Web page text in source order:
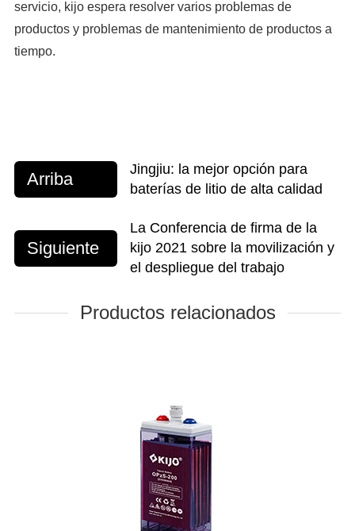
servicio, kijo espera resolver varios problemas de
productos y problemas de mantenimiento de productos a
tiempo.
Arriba
Jingjiu: la mejor opción para
baterías de litio de alta calidad
Siguiente
La Conferencia de firma de la
kijo 2021 sobre la movilización y
el despliegue del trabajo
Productos relacionados